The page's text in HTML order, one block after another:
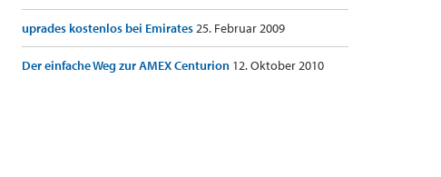
uprades kostenlos bei Emirates25. Februar 2009
Der einfache Weg zur AMEX Centurion 12. Oktober 2010